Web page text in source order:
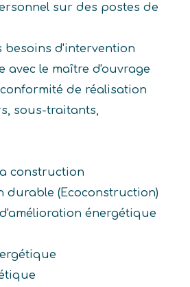
sur des postes de
besoins d'intervention
avec le maître d'ouvrage
de réalisation
sous-traitants,
construction
durable (Ecoconstruction)
énergétique